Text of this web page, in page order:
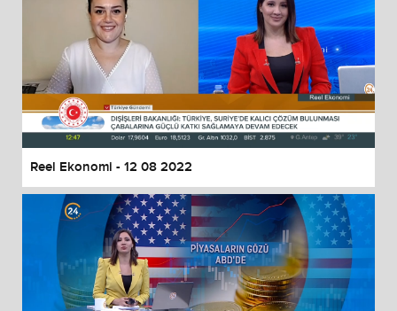
Reel Ekonomi - 12 08 2022